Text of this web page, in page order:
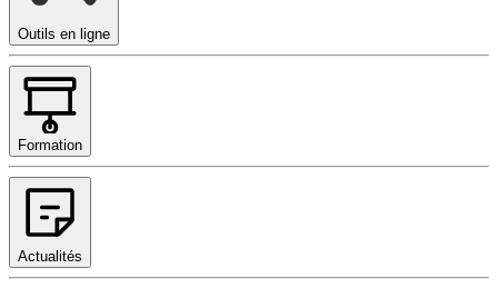
Outils en ligne
Formation
Actualités